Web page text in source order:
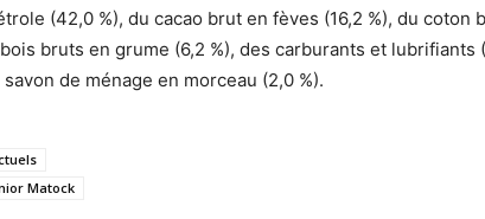
(42,0 %), du cacao brut en fèves (16,2 %), du coton
bruts en grume (6,2 %), des carburants et lubrifiants
savon de ménage en morceau (2,0 %).
Matock